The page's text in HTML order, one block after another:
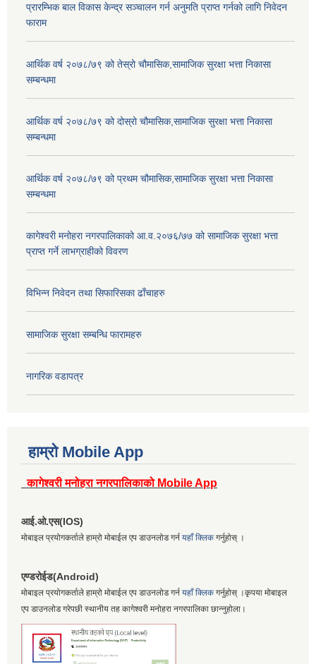
प्रारम्भिक बाल विकास केन्द्र सञ्चालन गर्न अनुमति प्राप्त गर्नको लागि निवेदन
फाराम
आर्थिक वर्ष २०७८/७९ को तेस्रो चौमासिक,सामाजिक सुरक्षा भत्ता निकासा
सम्बन्धमा
आर्थिक वर्ष २०७८/७९ को दोस्रो चौमासिक,सामाजिक सुरक्षा भत्ता निकासा
सम्बन्धमा
आर्थिक वर्ष २०७८/७९ को प्रथम चौमासिक,सामाजिक सुरक्षा भत्ता निकासा
सम्बन्धमा
कागेश्वरी मनोहरा नगरपालिकाको आ.व.२०७६/७७ को सामाजिक सुरक्षा भत्ता
प्राप्त गर्ने लाभग्राहीको विवरण
विभिन्न निवेदन तथा सिफारिसका ढाँचाहरु
सामाजिक सुरक्षा सम्बन्धि फारामहरु
नागरिक वडापत्र
हाम्रो Mobile App
कागेश्वरी मनोहरा नगरपालिकाको Mobile App
आई.ओ.एस(IOS)
मोबाइल प्रयोगकर्ताले हाम्रो मोबाईल एप डाउनलोड गर्न यहाँ क्लिक गर्नुहोस् ।
एण्डरोईड(Android)
मोबाइल प्रयोगकर्ताले हाम्रो मोबाईल एप डाउनलोड गर्न यहाँ क्लिक गर्नुहोस् ।कृपया मोबाइल
एप डाउनलोड गरेपछी स्थानीय तह कागेश्वरी मनोहरा नगरपालिका छान्नुहोला।